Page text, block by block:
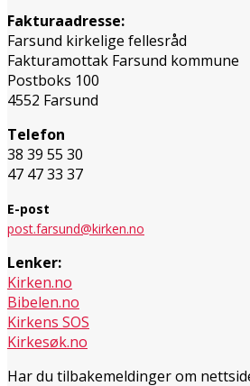
Fakturaadresse:
Farsund kirkelige fellesråd
Fakturamottak Farsund kommune
Postboks 100
4552 Farsund
Telefon
38 39 55 30
47 47 33 37
E-post
post.farsund@kirken.no
Lenker:
Kirken.no
Bibelen.no
Kirkens SOS
Kirkesøk.no
Har du tilbakemeldinger om